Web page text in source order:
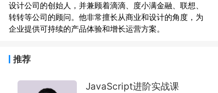
设计公司的创始人，并兼顾着滴滴、度小满金融、联想、
转转等公司的顾问。他非常擅长从商业和设计的角度，为
推荐
JavaScript进阶实战课